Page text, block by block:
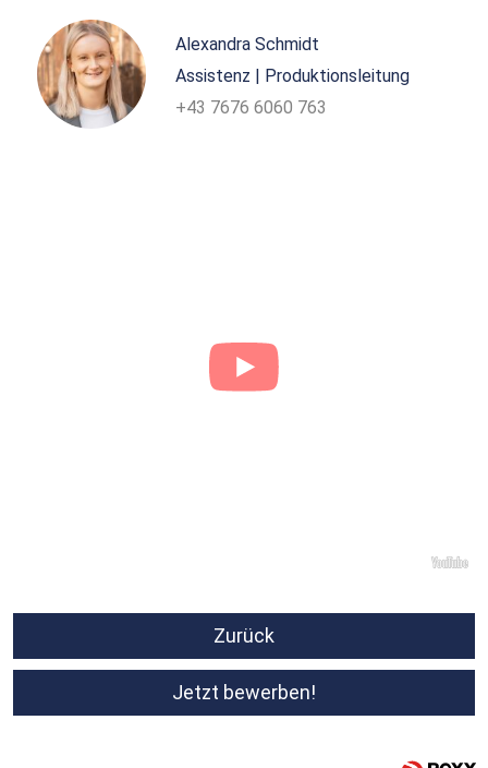
Alexandra Schmidt
Assistenz | Produktionsleitung
+43 7676 6060 763
Zurück
Jetzt bewerben!